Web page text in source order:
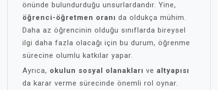
önünde bulundurduğu unsurlardandır. Yine,
öğrenci-öğretmen oranı da oldukça mühim.
Daha az öğrencinin olduğu sınıflarda bireysel
ilgi daha fazla olacağı için bu durum, öğrenme
sürecine olumlu katkılar yapar.
Ayrıca, okulun sosyal olanakları ve altyapısı
da karar verme sürecinde önemli rol oynar.